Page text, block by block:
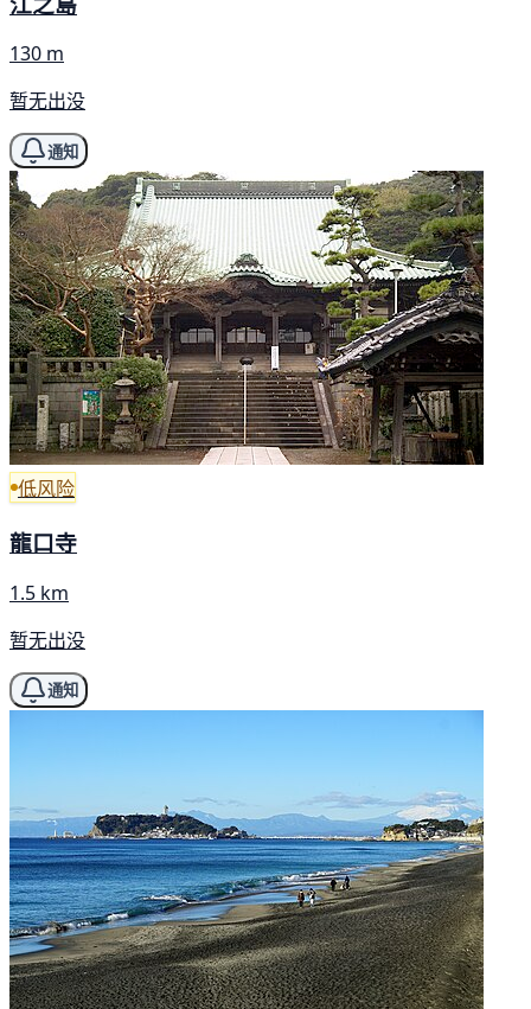
130 m
暂无出没
通知
低风险
龍口寺
1.5 km
暂无出没
通知